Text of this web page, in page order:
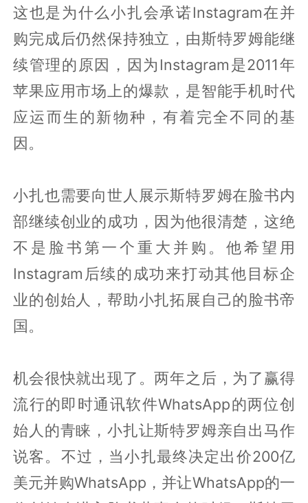
这也是为什么小扎会承诺Instagram在并
购完成后仍然保持独立，由斯特罗姆能继
续管理的原因，因为Instagram是2011年
苹果应用市场上的爆款，是智能手机时代
应运而生的新物种，有着完全不同的基
因。
小扎也需要向世人展示斯特罗姆在脸书内
部继续创业的成功，因为他很清楚，这绝
不是脸书第一个重大并购。他希望用
Instagram后续的成功来打动其他目标企
业的创始人，帮助小扎拓展自己的脸书帝
国。
机会很快就出现了。两年之后，为了赢得
流行的即时通讯软件WhatsApp的两位创
始人的青睐，小扎让斯特罗姆亲自出马作
说客。不过，当小扎最终决定出价200亿
美元并购WhatsApp，并让WhatsApp的一